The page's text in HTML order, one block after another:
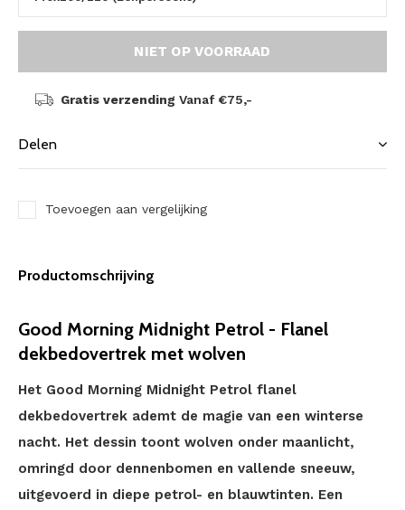
NIET OP VOORRAAD
Gratis verzending Vanaf €75,-
Delen
Toevoegen aan vergelijking
Productomschrijving
Good Morning Midnight Petrol - Flanel
dekbedovertrek met wolven
Het Good Morning Midnight Petrol flanel
dekbedovertrek ademt de magie van een winterse
nacht. Het dessin toont wolven onder maanlicht,
omringd door dennenbomen en vallende sneeuw,
uitgevoerd in diepe petrol- en blauwtinten. Een